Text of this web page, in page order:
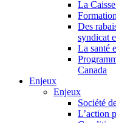
La
Des
syndicat
La santé
Canada
Enjeux
Enjeux
Société
L’action